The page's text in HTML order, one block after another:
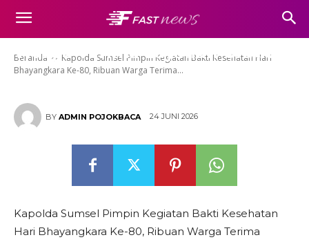
Beranda
Kapolda Sumsel Pimpin Kegiatan Bakti Kesehatan Hari
Bhayangkara Ke-80, Ribuan Warga Terima...
Kegiatan Bakti Kesehatan Hari
Bhayangkara Ke-80, Ribuan
Warga Terima Layanan Gratis
BY ADMIN POJOKBACA 24 JUNI 2026
Kapolda Sumsel Pimpin Kegiatan Bakti Kesehatan
Hari Bhayangkara Ke-80, Ribuan Warga Terima